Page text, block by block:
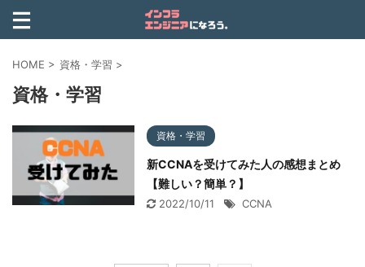
HOME > 資格・学習 >
資格・学習
資格・学習
新CCNAを受けてみた人の感想まとめ
【難しい？簡単？】
2022/10/11 CCNA